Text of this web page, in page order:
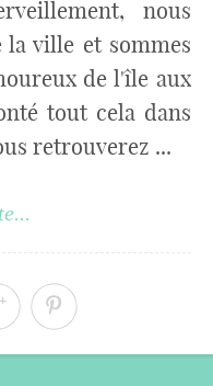
nous
ville et sommes
de l'île aux
tout cela dans
retrouverez ...